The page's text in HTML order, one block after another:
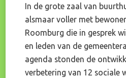
In de grote zaal van
alsmaar voller met
Roomburg die in gesprek
en leden van de
agenda stonden de
verbetering van 12 sociale